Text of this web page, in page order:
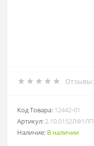
Отзывы:
Код Товара: 12442-01
Артикул:2.10.0152ЛФ1ЛП
Наличие: В наличии